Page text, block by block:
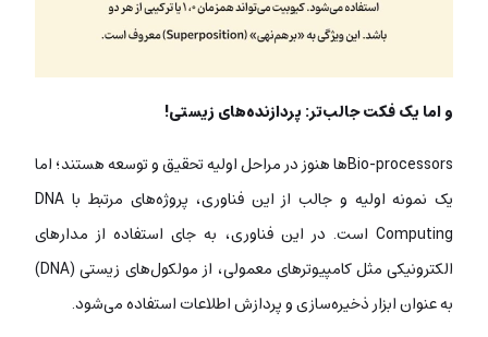
و اما یک فکت جالب‌تر: پردازنده‌های زیستی!
Bio-processorsها هنوز در مراحل اولیه تحقیق و توسعه هستند؛ اما
یک نمونه اولیه و جالب از این فناوری، پروژه‌های مرتبط با DNA
Computing است. در این فناوری، به جای استفاده از مدارهای
الکترونیکی مثل کامپیوترهای معمولی، از مولکول‌های زیستی (DNA)
به عنوان ابزار ذخیره‌سازی و پردازش اطلاعات استفاده می‌شود.